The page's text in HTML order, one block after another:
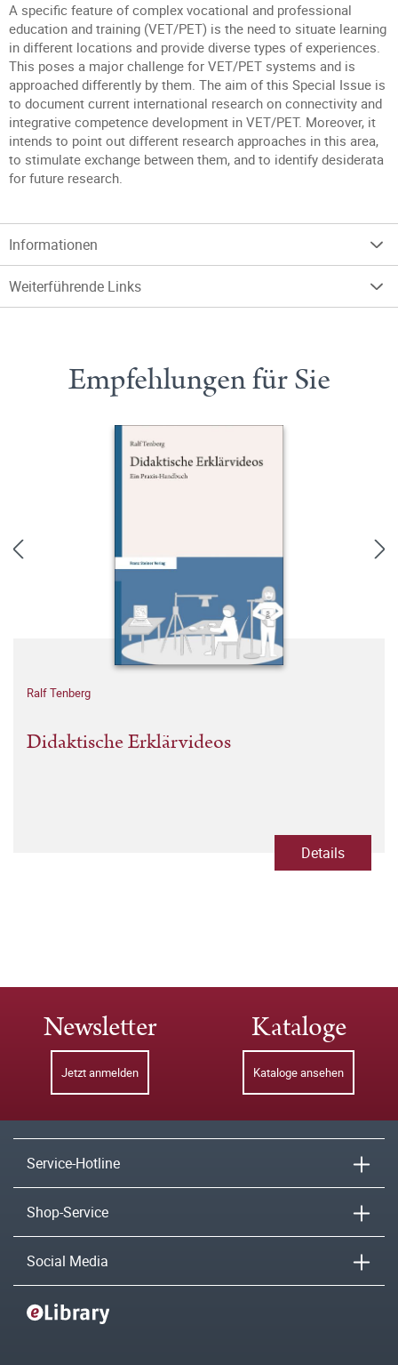
A specific feature of complex vocational and professional
education and training (VET/PET) is the need to situate learning
in different locations and provide diverse types of experiences.
This poses a major challenge for VET/PET systems and is
approached differently by them. The aim of this Special Issue is
to document current international research on connectivity and
integrative competence development in VET/PET. Moreover, it
intends to point out different research approaches in this area,
to stimulate exchange between them, and to identify desiderata
for future research.
Informationen
Weiterführende Links
Empfehlungen für Sie
Ralf Tenberg
Didaktische Erklärvideos
Details
Newsletter
Jetzt anmelden
Kataloge
Kataloge ansehen
Service-Hotline
Shop-Service
Social Media